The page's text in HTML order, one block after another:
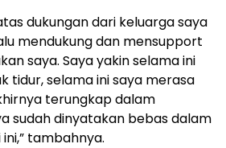
dukungan dari keluarga saya
mendukung dan mensupport
saya. Saya yakin selama ini
tidur, selama ini saya merasa
terungkap dalam
sudah dinyatakan bebas dalam
tambahnya.